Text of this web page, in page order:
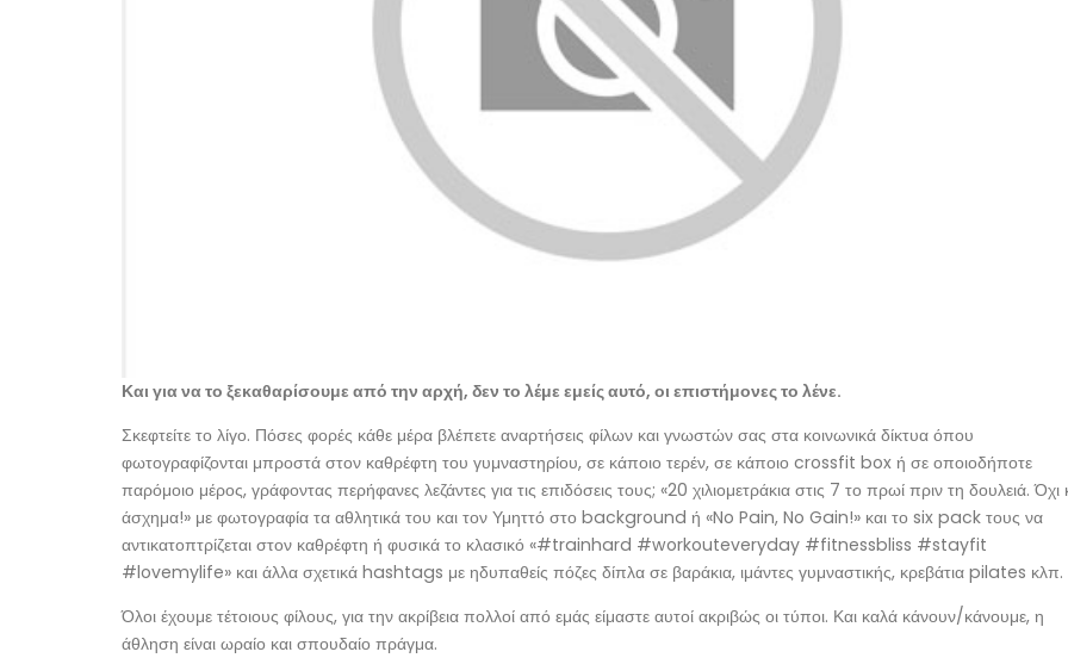
Και για να το ξεκαθαρίσουμε από την αρχή, δεν το λέμε εμείς αυτό, οι επιστήμονες το λένε.
Σκεφτείτε το λίγο. Πόσες φορές κάθε μέρα βλέπετε αναρτήσεις φίλων και γνωστών σας στα κοινωνικά δίκτυα όπου
φωτογραφίζονται μπροστά στον καθρέφτη του γυμναστηρίου, σε κάποιο τερέν, σε κάποιο crossfit box ή σε οποιοδήποτε
παρόμοιο μέρος, γράφοντας περήφανες λεζάντες για τις επιδόσεις τους; «20 χιλιομετράκια στις 7 το πρωί πριν τη δουλειά. Όχι
άσχημα!» με φωτογραφία τα αθλητικά του και τον Υμηττό στο background ή «No Pain, No Gain!» και το six pack τους να
αντικατοπτρίζεται στον καθρέφτη ή φυσικά το κλασικό «#trainhard #workouteveryday #fitnessbliss #stayfit
#lovemylife» και άλλα σχετικά hashtags με ηδυπαθείς πόζες δίπλα σε βαράκια, ιμάντες γυμναστικής, κρεβάτια pilates κλπ.
Όλοι έχουμε τέτοιους φίλους, για την ακρίβεια πολλοί από εμάς είμαστε αυτοί ακριβώς οι τύποι. Και καλά κάνουν/κάνουμε, η
άθληση είναι ωραίο και σπουδαίο πράγμα.